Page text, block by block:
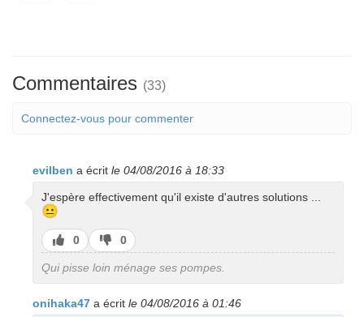
Commentaires (33)
Connectez-vous pour commenter
evilben a écrit le 04/08/2016 à 18:33
J'espère effectivement qu'il existe d'autres solutions ...
😐
J’aime
0
J’aime
pas
0
Qui pisse loin ménage ses pompes.
onihaka47 a écrit le 04/08/2016 à 01:46